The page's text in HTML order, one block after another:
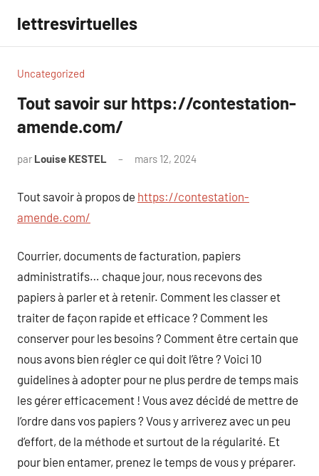
contenu
lettresvirtuelles
Uncategorized
Tout savoir sur https://contestation-
amende.com/
par Louise KESTEL mars 12, 2024
Tout savoir à propos de https://contestation-
amende.com/
Courrier, documents de facturation, papiers
administratifs… chaque jour, nous recevons des
papiers à parler et à retenir. Comment les classer et
traiter de façon rapide et efficace ? Comment les
conserver pour les besoins ? Comment être certain que
nous avons bien régler ce qui doit l’être ? Voici 10
guidelines à adopter pour ne plus perdre de temps mais
les gérer efficacement ! Vous avez décidé de mettre de
l’ordre dans vos papiers ? Vous y arriverez avec un peu
d’effort, de la méthode et surtout de la régularité. Et
pour bien entamer, prenez le temps de vous y préparer.